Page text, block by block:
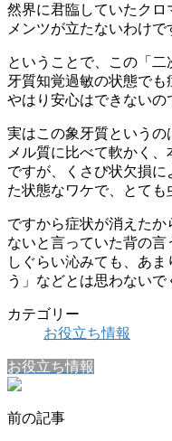
然界に君臨していたク
メンツが立たないわけで
ということで、この「
牙質知覚過敏の状態でも
やはり安心はできないの
実はこの象牙質というの
メル質に比べて軟かく
ですが、くさび状欠損
た状態なワケで、とても
ですから症状が消えた
ないと言っていた背の
しぐらい沁みても、あ
う」などとは思わないで
カテゴリー
お役立ち情報
お役立ち情報
前の記事